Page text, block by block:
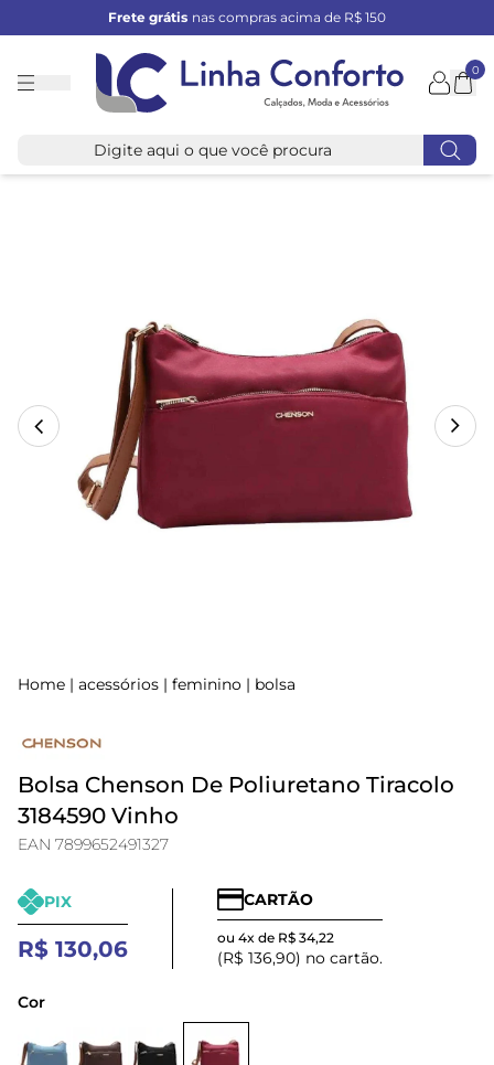
Frete grátis nas compras acima de R$ 150
Linha
0
Home | acessórios | feminino | bolsa
Bolsa Chenson De Poliuretano Tiracolo
3184590 Vinho
EAN 7899652491327
PIX
R$ 130,06
CARTÃO
ou 4x de R$ 34,22
(R$ 136,90) no cartão.
Cor